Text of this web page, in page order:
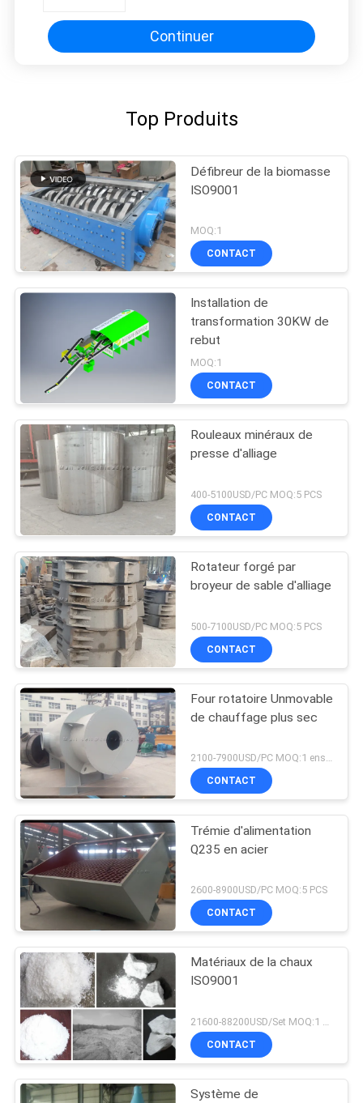
Continuer
Top Produits
Défibreur de la biomasse
ISO9001
MOQ:1
CONTACT
Installation de
transformation 30KW de
rebut
MOQ:1
CONTACT
Rouleaux minéraux de
presse d'alliage
400-5100USD/PC MOQ:5 PCS
CONTACT
Rotateur forgé par
broyeur de sable d'alliage
500-7100USD/PC MOQ:5 PCS
CONTACT
Four rotatoire Unmovable
de chauffage plus sec
2100-7900USD/PC MOQ:1 ensemble
CONTACT
Trémie d'alimentation
Q235 en acier
2600-8900USD/PC MOQ:5 PCS
CONTACT
Matériaux de la chaux
ISO9001
CONTACT
Système de